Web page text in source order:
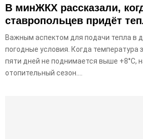
В минЖКХ рассказали,
ставропольцев придёт
Важным аспектом для подачи тепла в
погодные условия. Когда температура
пяти дней не поднимается выше +8°C,
отопительный сезон....